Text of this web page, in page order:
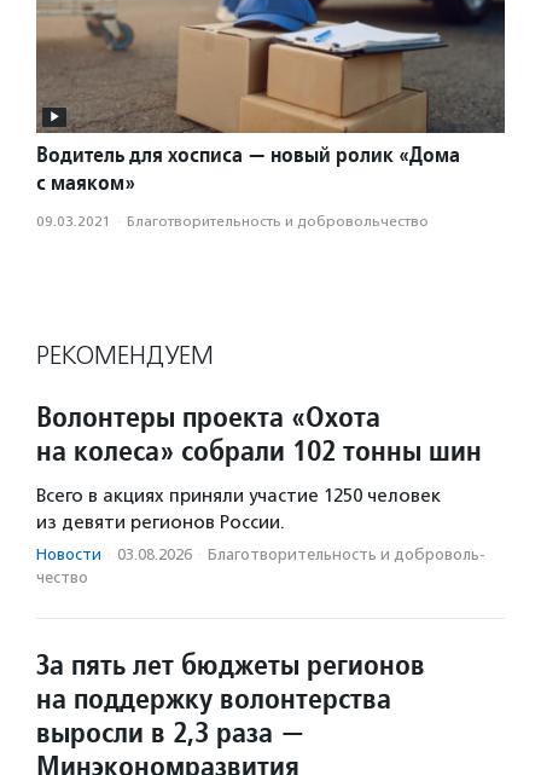
Водитель для хосписа — новый ролик «Дома
с маяком»
09.03.2021 · Благотвори­тель­ность и доброволь­чест­во
РЕКОМЕНДУЕМ
Волонтеры проекта «Охота
на колеса» собрали 102 тонны шин
Всего в акциях приняли участие 1250 человек
из девяти регионов России.
Новости · 03.08.2026 · Благотвори­тель­ность и доброволь­
чест­во
За пять лет бюджеты регионов
на поддержку волонтерства
выросли в 2,3 раза —
Минэкономразвития